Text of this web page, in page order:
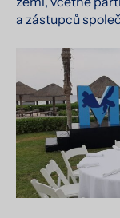
a zástupců